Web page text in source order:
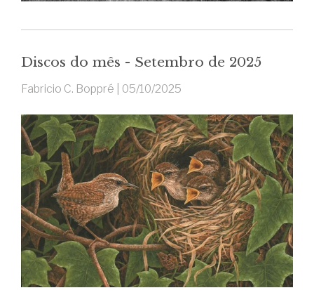
Discos do mês - Setembro de 2025
Fabricio C. Boppré | 05/10/2025